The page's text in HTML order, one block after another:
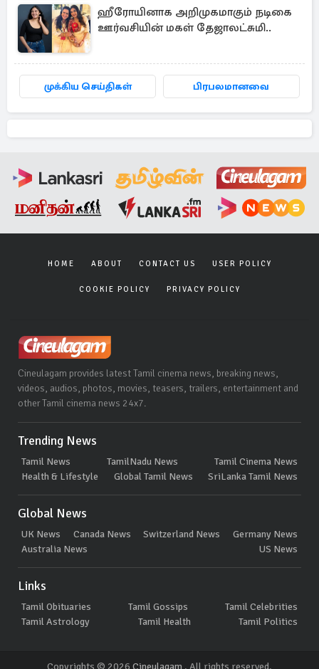
ஹீரோயினாக அறிமுகமாகும் நடிகை
ஊர்வசியின் மகள் தேஜாலட்சுமி..
முக்கிய செய்திகள் பிரபலமானவை
HOME ABOUT CONTACT US USER POLICY
COOKIE POLICY PRIVACY POLICY
Cineulagam provides latest Tamil cinema news, breaking news,
videos, audios, photos, movies, teasers, trailers, entertainment and
other Tamil cinema news 24x7.
Trending News
Tamil News TamilNadu News
Tamil Cinema News
Health & Lifestyle
Global Tamil News SriLanka Tamil News
Global News
UK News Canada News Switzerland News
Germany News
Australia News
US News
Links
Tamil Obituaries Tamil Gossips
Tamil Celebrities
Tamil Astrology
Tamil Health Tamil Politics
Copyrights © 2026 Cineulagam . All rights reserved.